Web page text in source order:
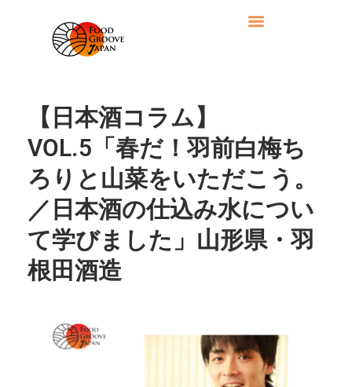
【日本酒コラム】
VOL.5「春だ！羽前白梅ち
ろりと山菜をいただこう。
／日本酒の仕込み水につい
て学びました」山形県・羽
根田酒造